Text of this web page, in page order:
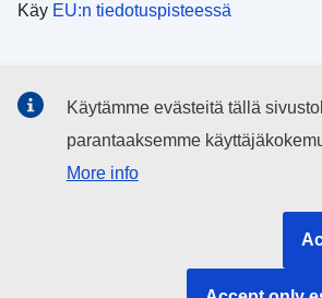
Käy EU:n tiedotuspisteessä
sosiaalisessa mediassa
EU:n toimielimet ja muut elimet
Käytämme evästeitä tällä
parantaaksemme
More info